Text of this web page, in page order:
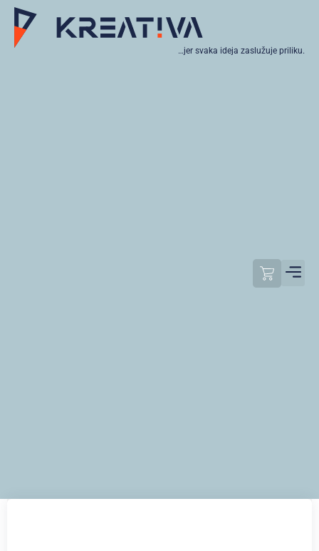
…jer svaka ideja zaslužuje priliku.